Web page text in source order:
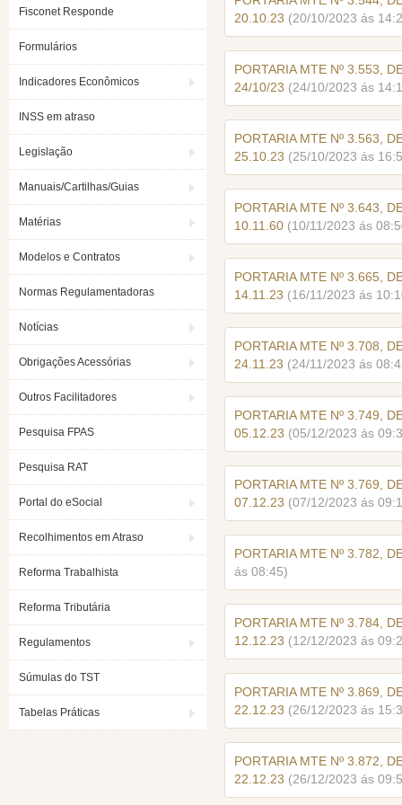
Fisconet Responde
Formulários
Indicadores Econômicos
INSS em atraso
Legislação
Manuais/Cartilhas/Guias
Matérias
Modelos e Contratos
Normas Regulamentadoras
Notícias
Obrigações Acessórias
Outros Facilitadores
Pesquisa FPAS
Pesquisa RAT
Portal do eSocial
Recolhimentos em Atraso
Reforma Trabalhista
Reforma Tributária
Regulamentos
Súmulas do TST
Tabelas Práticas
20.10.23 (20/10/2023 ás
PORTARIA MTE Nº 3.553,
24/10/23 (24/10/2023 ás
PORTARIA MTE Nº 3.563,
25.10.23 (25/10/2023 ás
PORTARIA MTE Nº 3.643,
10.11.60 (10/11/2023 ás
PORTARIA MTE Nº 3.665,
14.11.23 (16/11/2023 ás
PORTARIA MTE Nº 3.708,
24.11.23 (24/11/2023 ás
PORTARIA MTE Nº 3.749,
05.12.23 (05/12/2023 ás
PORTARIA MTE Nº 3.769,
07.12.23 (07/12/2023 ás
PORTARIA MTE Nº 3.782,
ás 08:45)
PORTARIA MTE Nº 3.784,
12.12.23 (12/12/2023 ás
PORTARIA MTE Nº 3.869,
22.12.23 (26/12/2023 ás
PORTARIA MTE Nº 3.872,
22.12.23 (26/12/2023 ás